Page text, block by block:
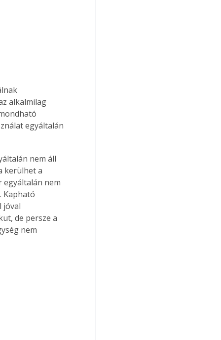
alkalmilag
egyáltalán
nem áll
kerülhet a
egyáltalán nem
Kapható
jóval
de persze a
nem